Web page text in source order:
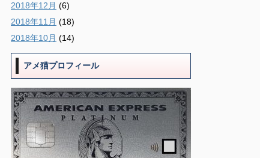
2018年12月 (6)
2018年11月 (18)
2018年10月 (14)
アメ猫プロフィール